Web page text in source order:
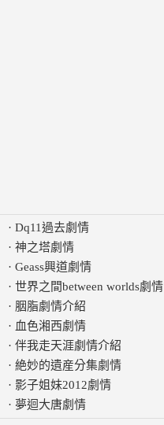
· Dq11過去劇情
· 神之塔劇情
· Geass興道劇情
· 世界之間between worlds劇情
· 胭脂劇情介紹
· 血色湘西劇情
· 伴我走天涯劇情介紹
· 絶妙的遺産分集劇情
· 影子姐妹2012劇情
· 夢迴大唐劇情